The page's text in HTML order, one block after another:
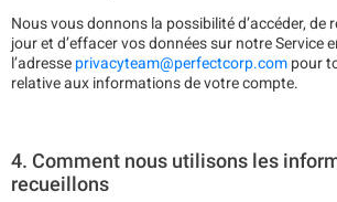
Nous vous donnons la possibilité d’accéder, de
jour et d’effacer vos données sur notre Service
l’adresse privacyteam@perfectcorp.com pour
relative aux informations de votre compte.
4. Comment nous utilisons les
recueillons